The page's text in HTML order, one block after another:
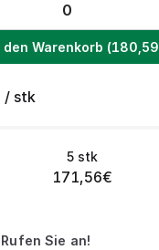
den Warenkorb (180,59
/ stk
5 stk
171,56€
Sie an!